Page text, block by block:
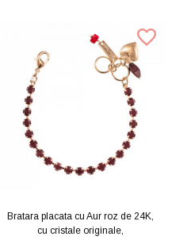
Bratara placata cu Aur roz de 24K,
cu cristale originale,